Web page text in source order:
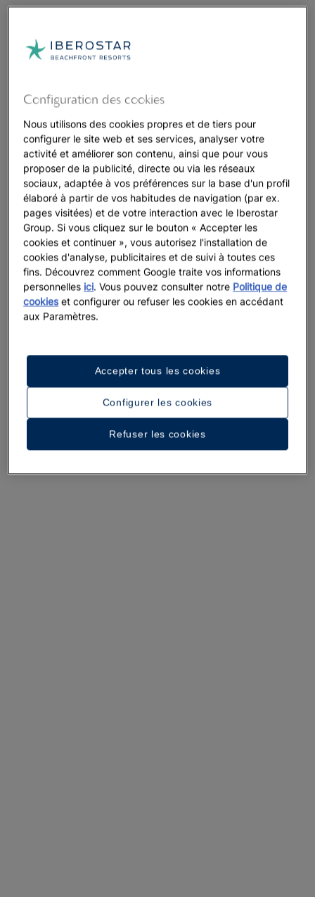
Voir 33 photos et vidéos
Configuration des cookies
Nous utilisons des cookies propres et de tiers pour
configurer le site web et ses services, analyser votre
activité et améliorer son contenu, ainsi que pour vous
proposer de la publicité, directe ou via les réseaux
sociaux, adaptée à vos préférences sur la base d'un profil
élaboré à partir de vos habitudes de navigation (par ex.
pages visitées) et de votre interaction avec le Iberostar
Group. Si vous cliquez sur le bouton « Accepter les
cookies et continuer », vous autorisez l'installation de
cookies d'analyse, publicitaires et de suivi à toutes ces
fins. Découvrez comment Google traite vos informations
personnelles ici. Vous pouvez consulter notre Politique de
cookies et configurer ou refuser les cookies en accédant
aux Paramètres.
Configurer les cookies
Refuser les cookies
Accepter tous les cookies